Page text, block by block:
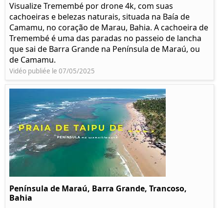
Visualize Tremembé por drone 4k, com suas
cachoeiras e belezas naturais, situada na Baía de
Camamu, no coração de Marau, Bahia. A cachoeira de
Tremembé é uma das paradas no passeio de lancha
que sai de Barra Grande na Península de Maraú, ou
de Camamu.
Vidéo publiée le 07/05/2025
Península de Maraú, Barra Grande, Trancoso,
Bahia